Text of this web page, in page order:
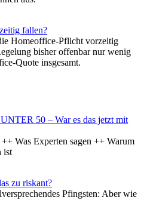
fallen?
Homeoffice-Pflicht vorzeitig
bisher offenbar nur wenig
Quote insgesamt.
50 – War es das jetzt mit
Was Experten sagen ++ Warum
ist
zu riskant?
Pfingsten: Aber wie